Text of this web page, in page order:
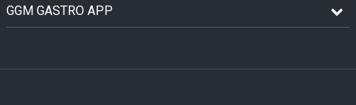
GGM GASTRO APP